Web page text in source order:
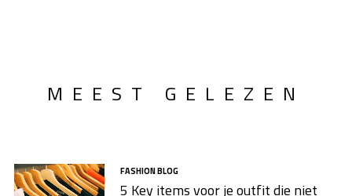
MEEST GELEZEN
FASHION BLOG
5 Key items voor je outfit die niet